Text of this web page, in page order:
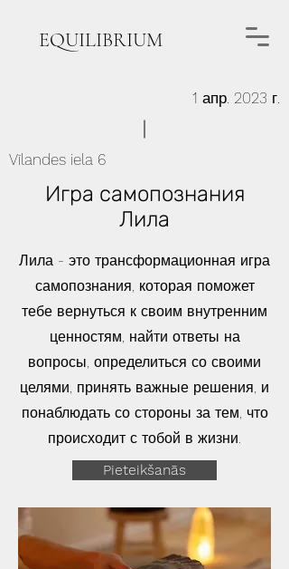
EQUILIBRIUM
1 апр. 2023 г.
Vīlandes iela 6
Игра самопознания
Лила
Лила - это трансформационная игра
самопознания, которая поможет
тебе вернуться к своим внутренним
ценностям, найти ответы на
вопросы, определиться со своими
целями, принять важные решения, и
понаблюдать со стороны за тем, что
происходит с тобой в жизни.
Pieteikšanās